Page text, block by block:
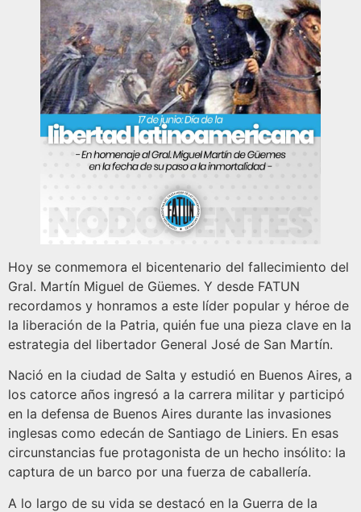
Hoy se conmemora el bicentenario del fallecimiento del
Gral. Martín Miguel de Güemes. Y desde FATUN
recordamos y honramos a este líder popular y héroe de
la liberación de la Patria, quién fue una pieza clave en la
estrategia del libertador General José de San Martín.
Nació en la ciudad de Salta y estudió en Buenos Aires, a
los catorce años ingresó a la carrera militar y participó
en la defensa de Buenos Aires durante las invasiones
inglesas como edecán de Santiago de Liniers. En esas
circunstancias fue protagonista de un hecho insólito: la
captura de un barco por una fuerza de caballería.
A lo largo de su vida se destacó en la Guerra de la